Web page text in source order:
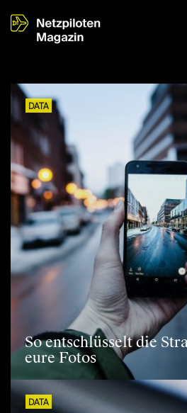
DATA
So entschlüsselt die
eure Fotos
DATA